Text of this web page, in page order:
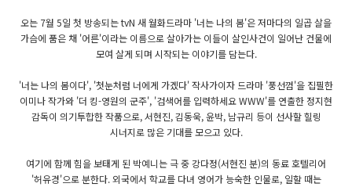
오는 7월 5일 첫 방송되는 tvN 새 월화드라마 '너는 나의 봄'은 저마다의 일곱 살을
가슴에 품은 채 '어른'이라는 이름으로 살아가는 이들이 살인사건이 일어난 건물에
모여 살게 되며 시작되는 이야기를 담는다.
'너는 나의 봄이다', '첫눈처럼 너에게 가겠다' 작사가이자 드라마 '풍선껌'을 집필한
이미나 작가와 '더 킹-영원의 군주', '검색어를 입력하세요 WWW'를 연출한 정지현
감독이 의기투합한 작품으로, 서현진, 김동욱, 윤박, 남규리 등이 선사할 힐링
시너지로 많은 기대를 모으고 있다.
여기에 함께 힘을 보태게 된 박예니는 극 중 강다정(서현진 분)의 동료 호텔리어
'허유경'으로 분한다. 외국에서 학교를 다녀 영어가 능숙한 인물로, 일할 때는